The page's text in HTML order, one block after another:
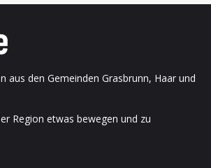
aus den Gemeinden Grasbrunn, Haar und
Region etwas bewegen und zu